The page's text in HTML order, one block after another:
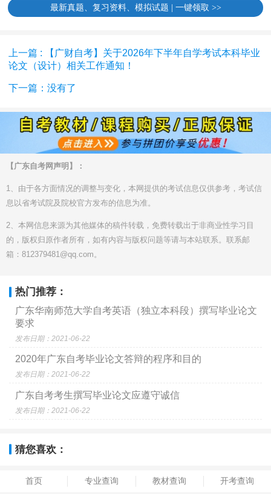
最新真题、复习资料、模拟试题 | 一键领取 >>
上一篇 : 【广财自考】关于2026年下半年自学考试本科毕业
论文（设计）相关工作通知！
下一篇：没有了
【广东自考网声明】：
1、由于各方面情况的调整与变化，本网提供的考试信息仅供参考，考试信
息以省考试院及院校官方发布的信息为准。
2、本网信息来源为其他媒体的稿件转载，免费转载出于非商业性学习目
的，版权归原作者所有，如有内容与版权问题等请与本站联系。联系邮
箱：812379481@qq.com。
热门推荐：
广东华南师范大学自考英语（独立本科段）撰写毕业论文
要求
发布日期：2021-06-22
2020年广东自考毕业论文答辩的程序和目的
发布日期：2021-06-22
广东自考考生撰写毕业论文应遵守诚信
发布日期：2021-06-22
猜您喜欢：
首页 专业查询 教材查询 开考查询